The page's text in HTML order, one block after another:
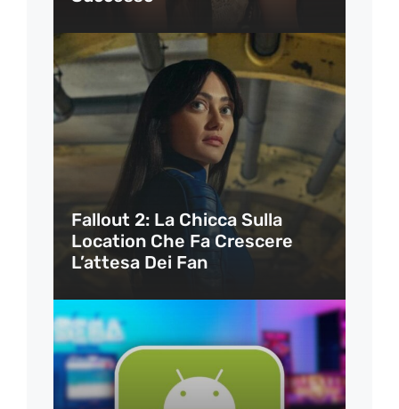
Fallout 2: La Chicca Sulla
Location Che Fa Crescere
L’attesa Dei Fan